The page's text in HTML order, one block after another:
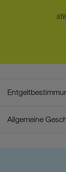
Allgemeine